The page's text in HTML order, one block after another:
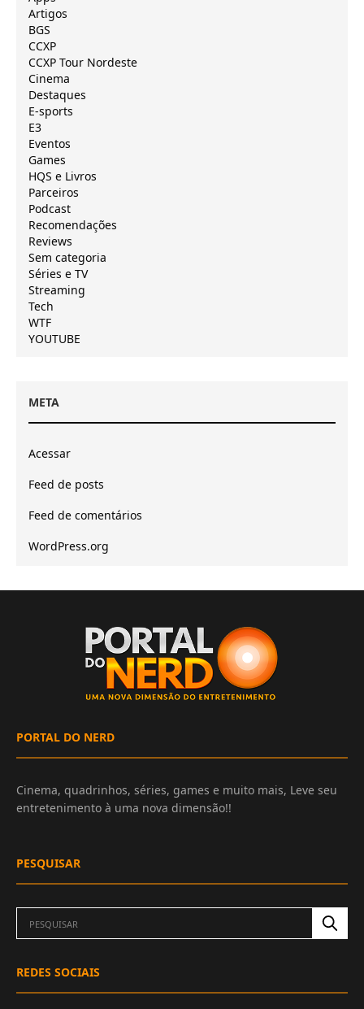
Artigos
BGS
CCXP
CCXP Tour Nordeste
Cinema
Destaques
E-sports
E3
Eventos
Games
HQS e Livros
Parceiros
Podcast
Recomendações
Reviews
Sem categoria
Séries e TV
Streaming
Tech
WTF
YOUTUBE
META
Acessar
Feed de posts
Feed de comentários
WordPress.org
PORTAL DO NERD
Cinema, quadrinhos, séries, games e muito mais, Leve seu
entretenimento à uma nova dimensão!!
PESQUISAR
REDES SOCIAIS